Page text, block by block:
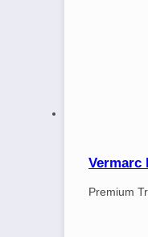
Vermarc
Premium